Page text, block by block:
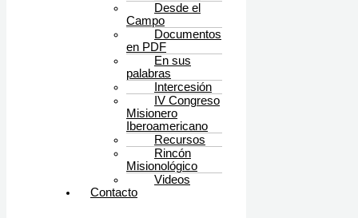
Desde el
Campo
Documentos
en PDF
En sus
palabras
Intercesión
IV Congreso
Misionero
Iberoamericano
Recursos
Rincón
Misionológico
Videos
Contacto